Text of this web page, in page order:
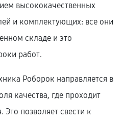
высококачественных
и комплектующих: все они
складе и это
работ.
Роборок направляется в
качества, где проходит
Это позволяет свести к